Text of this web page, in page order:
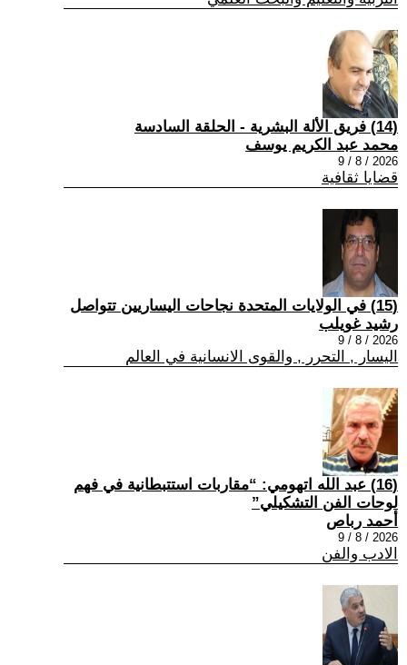
(14) فريق الألة البشرية - الحلقة السادسة
محمد عبد الكريم يوسف
2026 / 8 / 9
قضايا ثقافية
(15) في الولايات المتحدة نجاحات اليساريين تتواصل
رشيد غويلب
2026 / 8 / 9
اليسار , التحرر , والقوى الانسانية في العالم
(16) عبد الله اتهومي: “مقاربات استتبطانية في فهم
لوحات الفن التشكيلي”
أحمد رباص
2026 / 8 / 9
الادب والفن